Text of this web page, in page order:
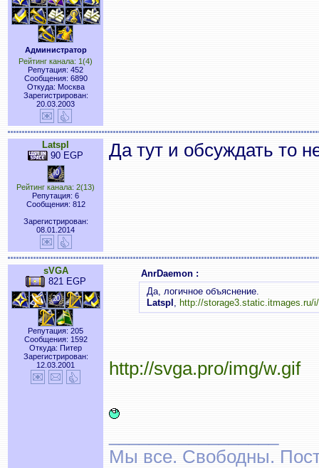
Администратор
Рейтинг канала: 1(4)
Репутация: 452
Сообщения: 6890
Откуда: Москва
Зарегистрирован:
20.03.2003
Latspl
90 EGP
Рейтинг канала: 2(13)
Репутация: 6
Сообщения: 812
Зарегистрирован:
08.01.2014
Да тут и обсуждать то
sVGA
821 EGP
Репутация: 205
Сообщения: 1592
Откуда: Питер
Зарегистрирован:
12.03.2001
AnrDaemon :
Да, логичное объяснение.
Latspl , http://storage3.static.itmages.ru/
http://svga.pro/img/w.gif
Мы все. Свободны.